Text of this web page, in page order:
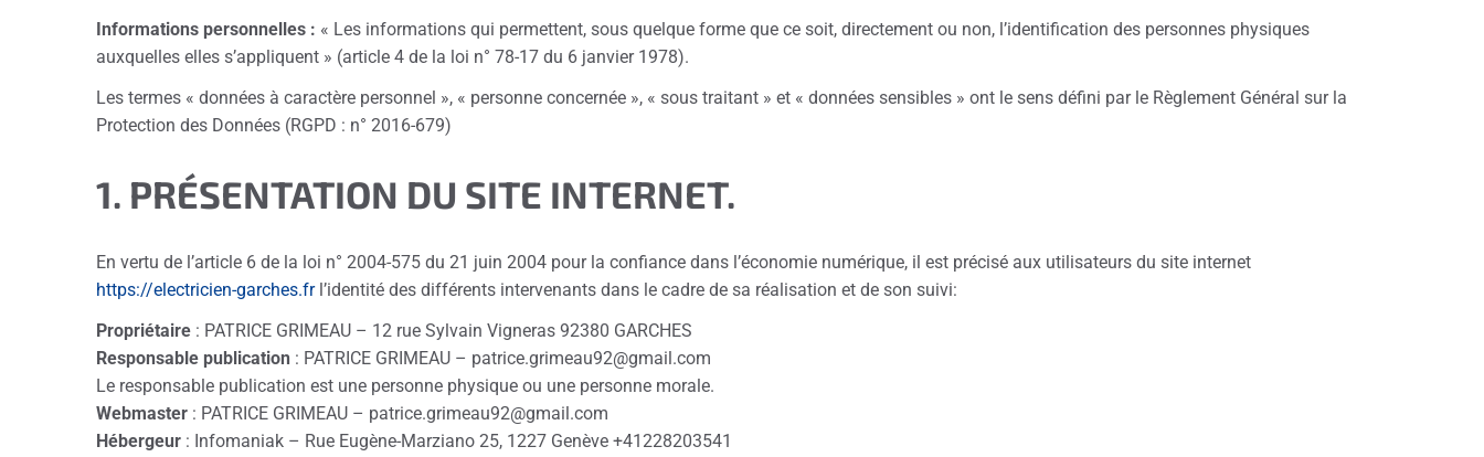
Informations personnelles : « Les informations qui permettent, sous quelque forme que ce soit, directement ou non, l’identification des personnes physiques
auxquelles elles s’appliquent » (article 4 de la loi n° 78-17 du 6 janvier 1978).
Les termes « données à caractère personnel », « personne concernée », « sous traitant » et « données sensibles » ont le sens défini par le Règlement Général sur la
Protection des Données (RGPD : n° 2016-679)
1. PRÉSENTATION DU SITE INTERNET.
En vertu de l’article 6 de la loi n° 2004-575 du 21 juin 2004 pour la confiance dans l’économie numérique, il est précisé aux utilisateurs du site internet
https://electricien-garches.frl’identité des différents intervenants dans le cadre de sa réalisation et de son suivi:
Propriétaire : PATRICE GRIMEAU – 12 rue Sylvain Vigneras 92380 GARCHES
Responsable publication : PATRICE GRIMEAU – patrice.grimeau92@gmail.com
Le responsable publication est une personne physique ou une personne morale.
Webmaster : PATRICE GRIMEAU – patrice.grimeau92@gmail.com
Hébergeur : Infomaniak – Rue Eugène-Marziano 25, 1227 Genève +41228203541